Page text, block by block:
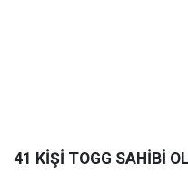
41 KİŞİ TOGG SAHİBİ